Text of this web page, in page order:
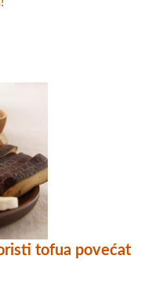
tofua povećat